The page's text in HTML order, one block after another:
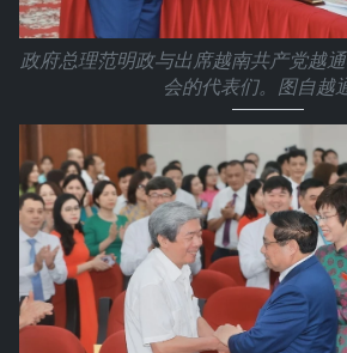
政府总理范明政与出席越南共产党越
会的代表们。图自越